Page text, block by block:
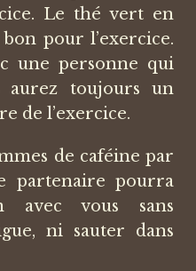
Le thé vert en
pour l’exercice.
une personne qui
toujours un
de l’exercice.
de caféine par
partenaire pourra
avec vous sans
ni sauter dans